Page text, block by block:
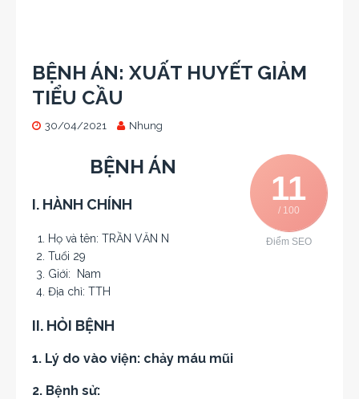
BỆNH ÁN: XUẤT HUYẾT GIẢM
TIỂU CẦU
30/04/2021 Nhung
11
/ 100
Điểm SEO
BỆNH ÁN
I. HÀNH CHÍNH
Họ và tên: TRẦN VĂN N
Tuổi 29
Giới: Nam
Địa chỉ: TTH
II. HỎI BỆNH
1. Lý do vào viện: chảy máu mũi
2. Bệnh sử: